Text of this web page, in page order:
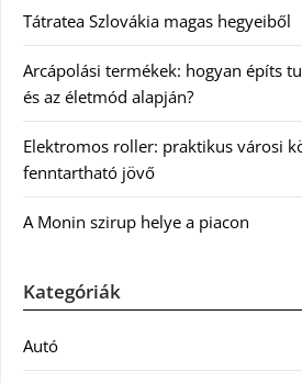
Tátratea Szlovákia magas hegyeiből
Arcápolási termékek: hogyan építs
és az életmód alapján?
Elektromos roller: praktikus városi
fenntartható jövő
A Monin szirup helye a piacon
Kategóriák
Autó